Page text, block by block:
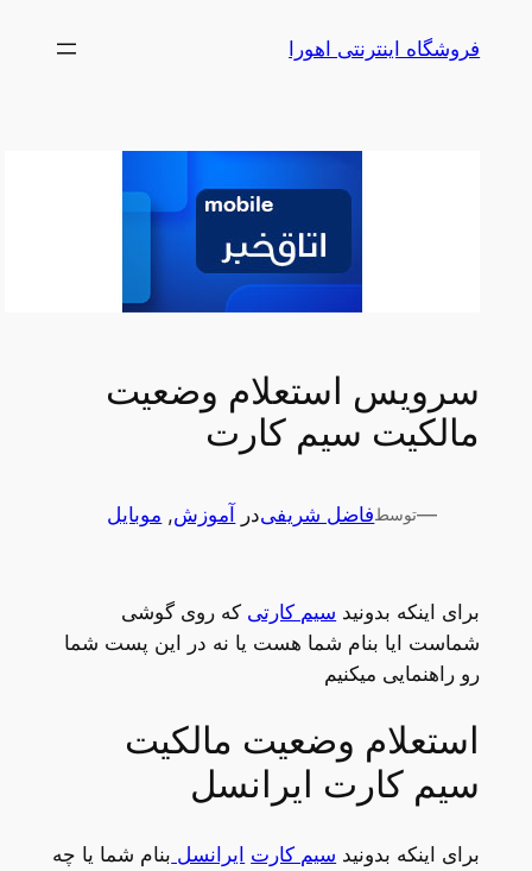
فروشگاه اینترنتی اهورا
سرویس استعلام وضعیت
مالکیت سیم کارت
—توسطفاضل شریفیدر آموزش, موبایل
برای اینکه بدونید سیم کارتی که روی گوشی
شماست ایا بنام شما هست یا نه در این پست شما
رو راهنمایی میکنیم
استعلام وضعیت مالکیت
سیم کارت ایرانسل
برای اینکه بدونید سیم کارت ایرانسل بنام شما یا چه